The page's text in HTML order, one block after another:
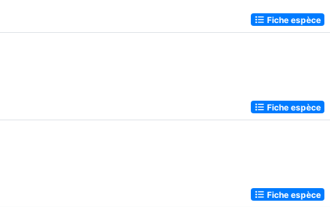
Fiche espèce
Fiche espèce
Fiche espèce